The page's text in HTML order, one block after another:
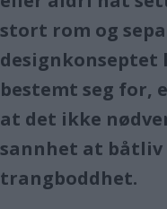
stort rom og
designkonseptet
bestemt seg for,
at det ikke
sannhet at båtliv
trangboddhet.